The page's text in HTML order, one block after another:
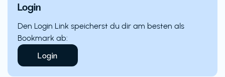
Login
Den Login Link speicherst du dir am besten als
Bookmark ab:
Login